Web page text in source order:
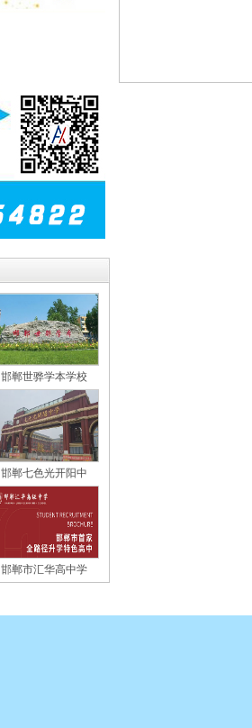
邯郸世骅学本学校
邯郸七色光开阳中
邯郸市汇华高中学